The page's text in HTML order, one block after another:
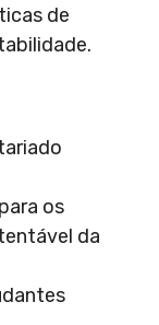
de
os
da